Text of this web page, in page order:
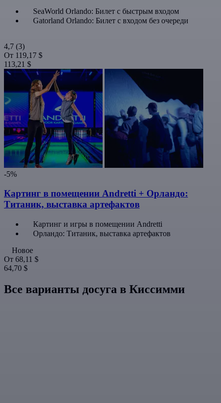
SeaWorld Orlando: Билет с быстрым входом
Gatorland Orlando: Билет с входом без очереди
4,7 (3)
От 119,17 $
113,21 $
-5%
Картинг в помещении Andretti + Орландо:
Титаник, выставка артефактов
Картинг и игры в помещении Andretti
Орландо: Титаник, выставка артефактов
Новое
От 68,11 $
64,70 $
Все варианты досуга в Киссимми